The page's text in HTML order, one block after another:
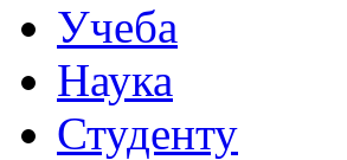
Учеба
Наука
Студенту